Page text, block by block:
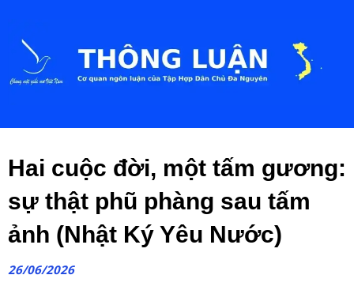
Hai cuộc đời, một tấm gương:
sự thật phũ phàng sau tấm
ảnh (Nhật Ký Yêu Nước)
26/06/2026